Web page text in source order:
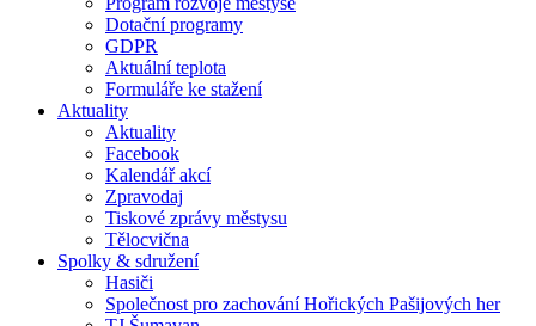
Dotační programy
GDPR
Aktuální teplota
Formuláře ke stažení
Aktuality
Aktuality
Facebook
Kalendář akcí
Zpravodaj
Tiskové zprávy městysu
Tělocvična
Spolky & sdružení
Hasiči
Společnost pro zachování Hořických Pašijových her